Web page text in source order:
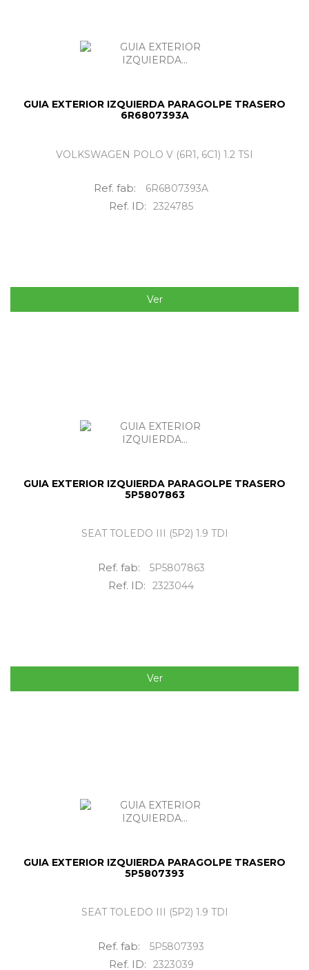
GUIA EXTERIOR IZQUIERDA PARAGOLPE TRASERO
6R6807393A
VOLKSWAGEN POLO V (6R1, 6C1) 1.2 TSI
Ref. fab: 6R6807393A
Ref. ID: 2324785
Ver
GUIA EXTERIOR IZQUIERDA PARAGOLPE TRASERO
5P5807863
SEAT TOLEDO III (5P2) 1.9 TDI
Ref. fab: 5P5807863
Ref. ID: 2323044
Ver
GUIA EXTERIOR IZQUIERDA PARAGOLPE TRASERO
5P5807393
SEAT TOLEDO III (5P2) 1.9 TDI
Ref. fab: 5P5807393
Ref. ID: 2323039